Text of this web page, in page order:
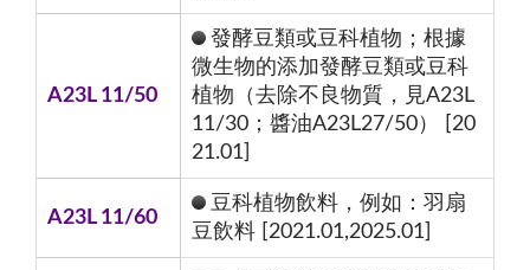
A23L 11/50
發酵豆類或豆科植物；根據
微生物的添加發酵豆類或豆科
植物（去除不良物質，見A23L
11/30；醬油A23L27/50） [20
21.01]
A23L 11/60
豆科植物飲料，例如：羽扇
豆飲料 [2021.01,2025.01]